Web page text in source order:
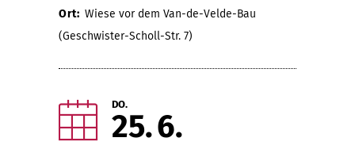
Ort: Wiese vor dem Van-de-Velde-Bau
(Geschwister-Scholl-Str. 7)
DO.
25 6